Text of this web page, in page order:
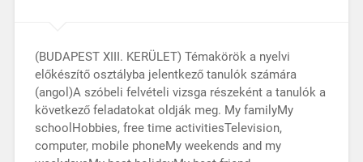
(BUDAPEST XIII. KERÜLET) Témakörök a nyelvi
előkészítő osztályba jelentkező tanulók számára
(angol)A szóbeli felvételi vizsga részeként a tanulók a
következő feladatokat oldják meg. My familyMy
schoolHobbies, free time activitiesTelevision,
computer, mobile phoneMy weekends and my